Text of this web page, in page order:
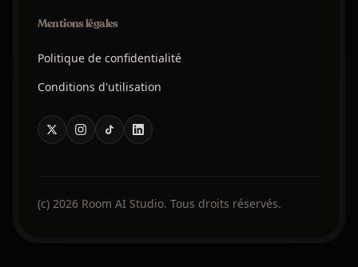
Mentions légales
Politique de confidentialité
Conditions d'utilisation
(c) 2026 Room AI Studio. Tous droits réservés.